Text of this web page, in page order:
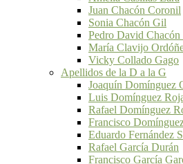
Juan Chacón Coronil
Sonia Chacón Gil
Pedro David
María Clavijo
Vicky Collado Gago
Apellidos de la D a la G
Joaquín Domínguez
Luis Domínguez
Rafael Domínguez
Francisco
Eduardo Fernández
Rafael García Durán
Francisco García